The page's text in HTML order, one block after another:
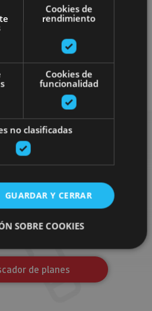
planes
para completar tu viaje en
visitas y los eventos más
de la agenda.
de planes
Cookies de
rendimiento
Cookies de
funcionalidad
no clasificadas
GUARDAR Y CERRAR
SOBRE COOKIES
necesarias